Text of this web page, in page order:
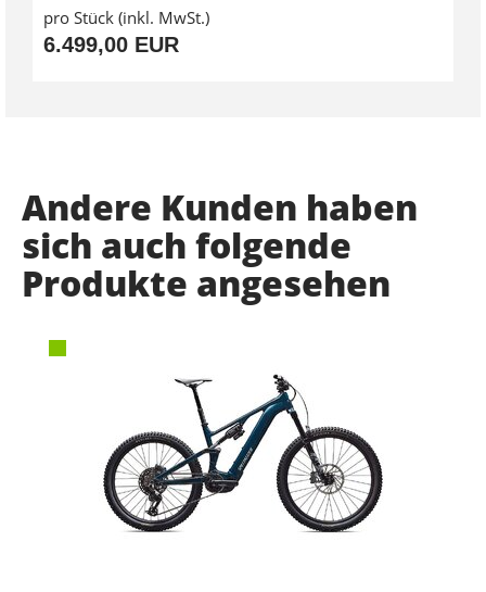
pro Stück (inkl. MwSt.)
6.499,00 EUR
Andere Kunden haben
sich auch folgende
Produkte angesehen